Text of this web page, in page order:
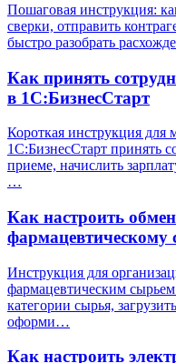
Пошаговая инструкция:
сверки, отправить
быстро разобрать
Как принять
в 1С:БизнесСтарт
Короткая инструкция для
1С:БизнесСтарт принять
приеме, начислить
…
Как настроить
Инструкция для
фармацевтическим
категории сырья,
оформи…
Как настроить